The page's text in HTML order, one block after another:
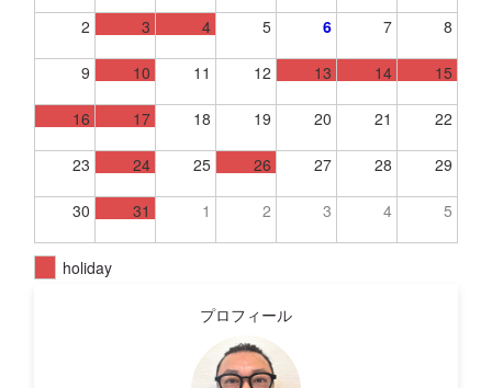
2 3 4 5 6 7 8
9 10 11 12 13 14 15
16 17 18 19 20 21 22
23 24 25 26 27 28 29
30 31 1 2 3 4 5
holiday
プロフィール